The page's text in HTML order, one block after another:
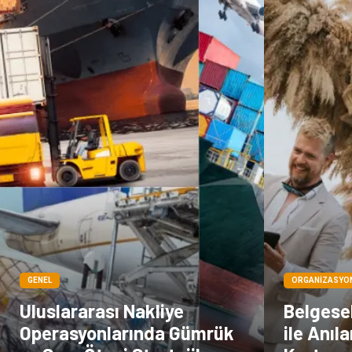
GENEL
Uluslararası Nakliye
Operasyonlarında Gümrük
ile